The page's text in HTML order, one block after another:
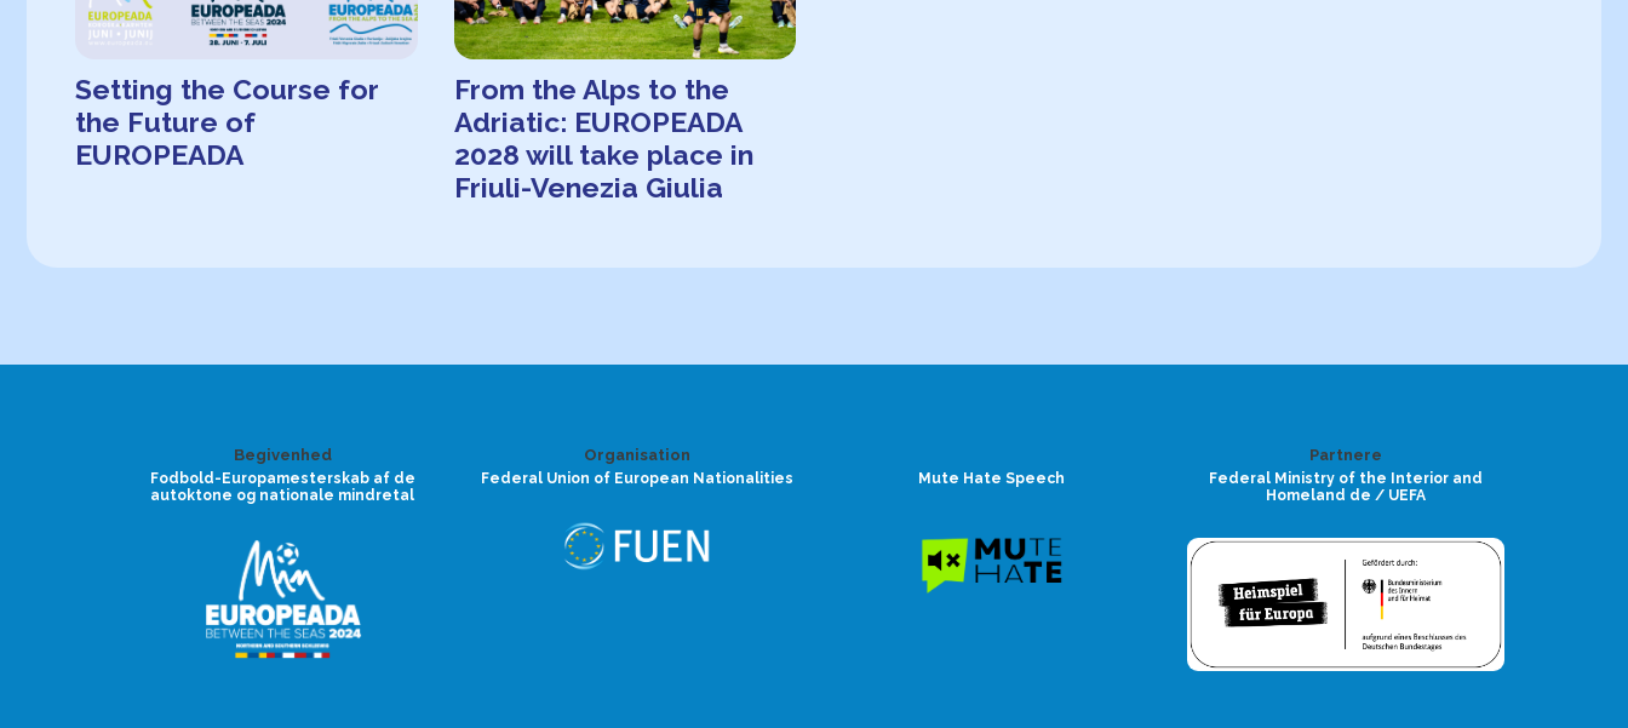
Setting the Course for
the Future of
EUROPEADA
From the Alps to the
Adriatic: EUROPEADA
2028 will take place in
Friuli-Venezia Giulia
Begivenhed
Fodbold-Europamesterskab af de
autoktone og nationale mindretal
Organisation
Federal Union of European Nationalities Mute Hate Speech
Partnere
Federal Ministry of the Interior and
Homeland de / UEFA